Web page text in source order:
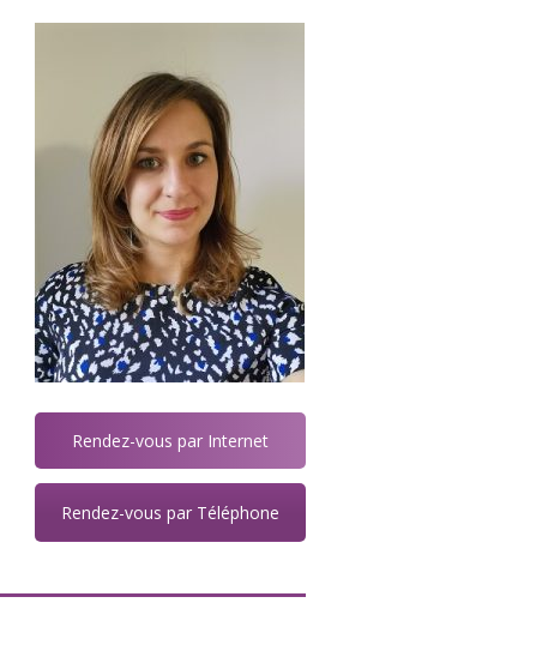
Rendez-vous par Internet
Rendez-vous par Téléphone